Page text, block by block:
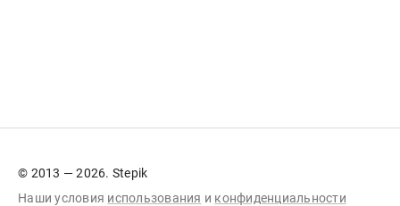
© 2013 — 2026. Stepik
Наши условия использования и конфиденциальности